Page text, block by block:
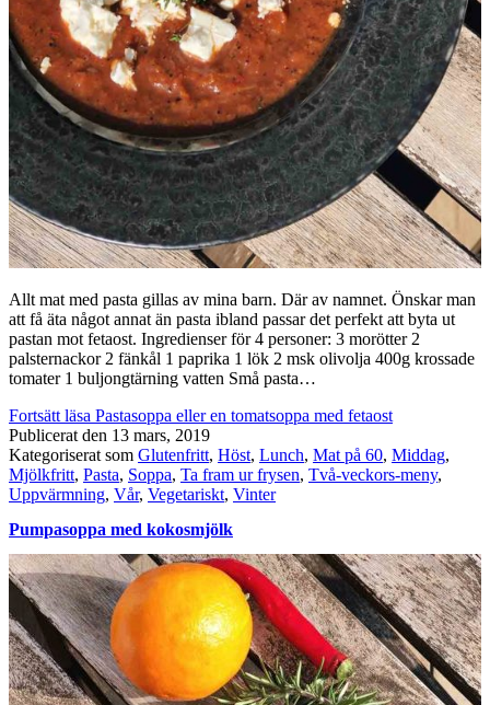
Allt mat med pasta gillas av mina barn. Där av namnet. Önskar man
att få äta något annat än pasta ibland passar det perfekt att byta ut
pastan mot fetaost. Ingredienser för 4 personer: 3 morötter 2
palsternackor 2 fänkål 1 paprika 1 lök 2 msk olivolja 400g krossade
tomater 1 buljongtärning vatten Små pasta…
Fortsätt läsa Pastasoppa eller en tomatsoppa med fetaost
Publicerat den 13 mars, 2019
Kategoriserat som Glutenfritt, Höst, Lunch, Mat på 60, Middag,
Mjölkfritt, Pasta, Soppa, Ta fram ur frysen, Två-veckors-meny,
Uppvärmning, Vår, Vegetariskt, Vinter
Pumpasoppa med kokosmjölk